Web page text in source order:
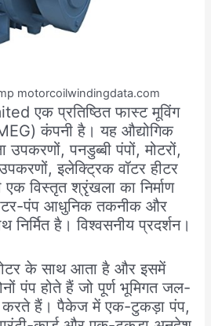
motorcoilwindingdata.com
एक प्रतिष्ठित फास्ट मूविंग
कंपनी है। यह औद्योगिक
पनडुब्बी पंपों, मोटरों,
इलेक्ट्रिक वॉटर हीटर
एक विस्तृत श्रृंखला का निर्माण
पंप आधुनिक तकनीक और
है। विश्वसनीय प्रदर्शन।
के साथ आता है और इसमें
पंप होते हैं जो पूर्ण भूमिगत जल-
करते हैं। पैकेज में एक-टुकड़ा पंप,